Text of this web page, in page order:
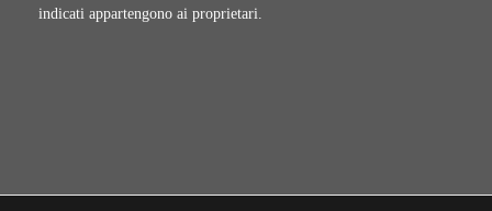
indicati appartengono ai proprietari.